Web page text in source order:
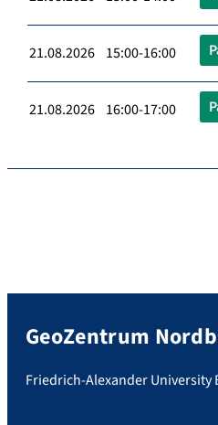
21.08.2026 15:00-16:00
21.08.2026 16:00-17:00
GeoZentrum
Friedrich-Alexander University